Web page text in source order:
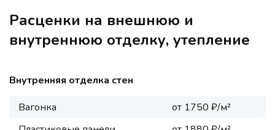
Расценки на внешнюю и
внутреннюю отделку, утепление
Внутренняя отделка стен
Вагонка
от 1750 ₽/м²